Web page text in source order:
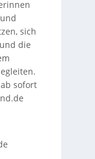
sich
die
sofort